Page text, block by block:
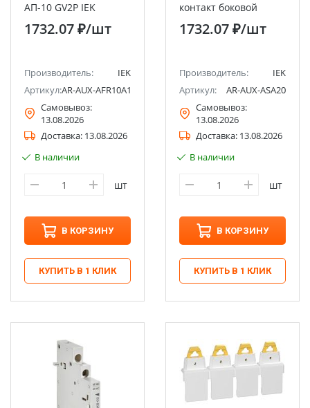
АП-10 GV2P IEK
1732.07 ₽/шт
Производитель:
IEK
Артикул:AR-AUX-AFR10A10
Самовывоз:
13.08.2026
Доставка: 13.08.2026
В наличии
шт
В КОРЗИНУ
КУПИТЬ В 1 КЛИК
контакт боковой
ДКБ-20 GV2P IEK
1732.07 ₽/шт
Производитель:
IEK
Артикул:
AR-AUX-ASA20
Самовывоз:
13.08.2026
Доставка: 13.08.2026
В наличии
шт
В КОРЗИНУ
КУПИТЬ В 1 КЛИК